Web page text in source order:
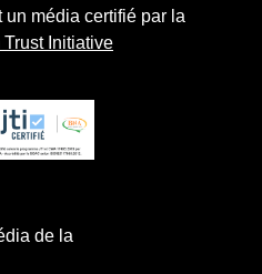
média certifié par la
Initiative
de la